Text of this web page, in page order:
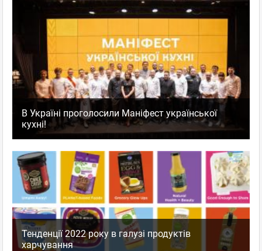
В Україні проголосили Маніфест української
кухні!
Тенденції 2022 року в галузі продуктів
харчування